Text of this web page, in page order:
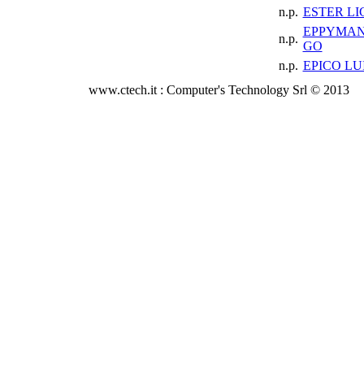
n.p. ESTER
n.p.
GO
n.p. EPICO
www.ctech.it : Computer's Technology Srl © 2013